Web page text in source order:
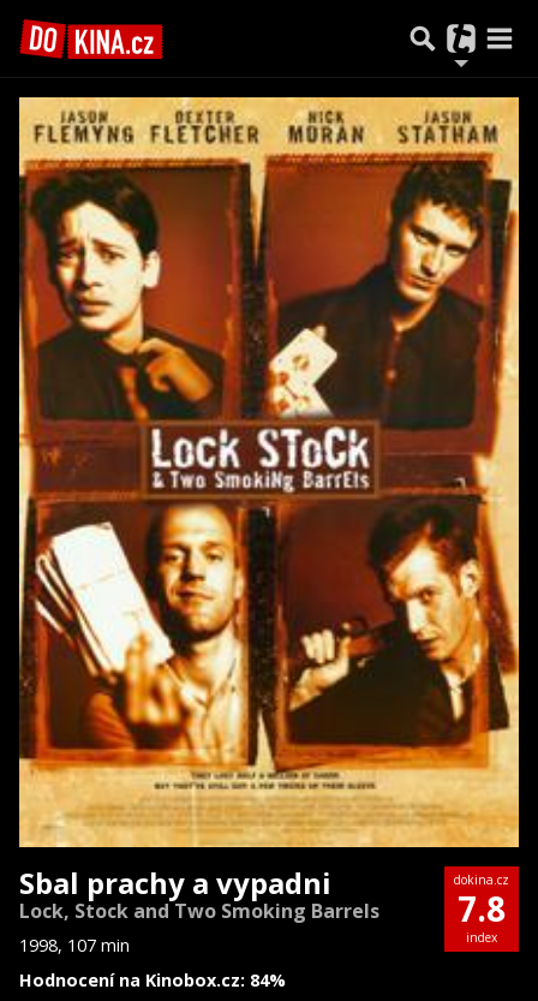
Sbal prachy a vypadni
Lock, Stock and Two Smoking Barrels
1998, 107 min
Hodnocení na Kinobox.cz: 84%
dokina.cz
7.8
index